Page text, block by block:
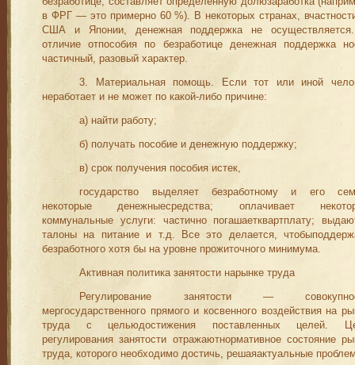
в ФРГ — это примерно 60 %). В некоторых странах,
США и Японии, денежная поддержка не
отличие отпособия по безработице денежная поддержка
частичный, разовый характер.
3. Материальная помощь. Если тот или иной
неработает и не может по какой-либо причине:
а) найти работу;
б) получать пособие и денежную поддержку;
в) срок получения пособия истек,
государство выделяет безработному и его
некоторые денежныесредства; оплачивает
коммунальные услуги: частично погашаетквартплату;
талоны на питание и т.д. Все это делается,
безработного хотя бы на уровне прожиточного минимума.
Активная политика занятости нарынке труда
Регулирование занятости —
мергосударственного прямого и косвенного воздействия на
труда с цельюдостиже­ния поставленных целей.
регулирования занятости отражаютнормативное состояние
труда, которого необходимо достичь, решаяактуальные